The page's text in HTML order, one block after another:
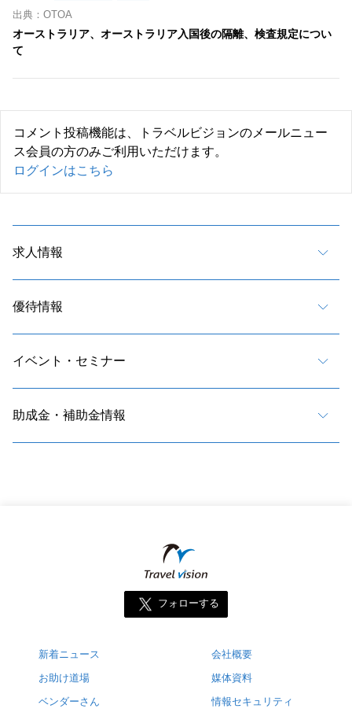
出典：OTOA
オーストラリア、オーストラリア入国後の隔離、検査規定につい
て
コメント投稿機能は、トラベルビジョンのメールニュー
ス会員の方のみご利用いただけます。
ログインはこちら
求人情報
優待情報
イベント・セミナー
助成金・補助金情報
フォローする
新着ニュース
お助け道場
ベンダーさん
会社概要
媒体資料
情報セキュリティ